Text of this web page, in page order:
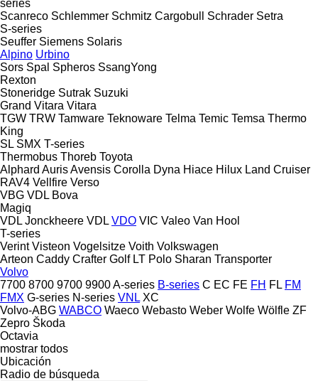
series
Scanreco Schlemmer Schmitz Cargobull Schrader Setra
S-series
Seuffer Siemens Solaris
Alpino Urbino
Sors Spal Spheros SsangYong
Rexton
Stoneridge Sutrak Suzuki
Grand Vitara Vitara
TGW TRW Tamware Teknoware Telma Temic Temsa Thermo
King
SL SMX T-series
Thermobus Thoreb Toyota
Alphard AurisAvensis Corolla Dyna Hiace Hilux Land Cruiser
RAV4 Vellfire Verso
VBG VDL Bova
Magiq
VDL Jonckheere VDL VDO VIC Valeo Van Hool
T-series
Verint Visteon Vogelsitze Voith Volkswagen
Arteon Caddy Crafter Golf LT Polo Sharan Transporter
Volvo
7700 8700 9700 9900A-series B-series C EC FE FH FL FM
FMX G-series N-series VNL XC
Volvo-ABG WABCO Waeco Webasto Weber Wolfe Wölfle ZF
Zepro Škoda
Octavia
mostrar todos
Ubicación
Radio de búsqueda